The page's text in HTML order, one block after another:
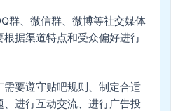
群、微信群、微博等社交媒体
据渠道特点和受众偏好进行
要遵守贴吧规则、制定合适
进行互动交流、进行广告投